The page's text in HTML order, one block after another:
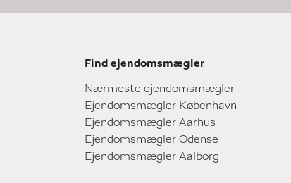
Find ejendomsmægler
Nærmeste ejendomsmægler
Ejendomsmægler København
Ejendomsmægler Aarhus
Ejendomsmægler Odense
Ejendomsmægler Aalborg